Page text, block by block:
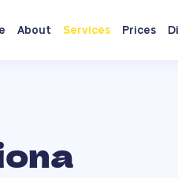
About Services Prices